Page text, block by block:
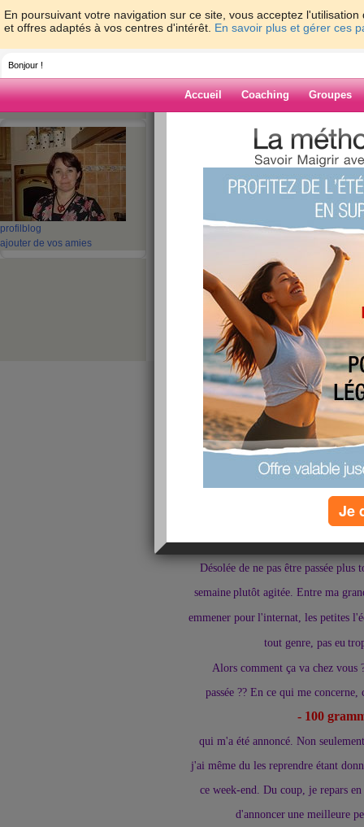
En poursuivant votre navigation sur ce site, vous acceptez
et offres adaptés à vos centres d'intérêt. En savoir plus et gérer ces
Bonjour !
Accueil Coaching Groupes
profil blog
ajouter de vos amies
> > Je
Blog de
Je cours, comme
Désolée de ne pas être passée
semaineplutôt agitée. Entre ma
emmener pour l'internat, les petites
tout genre, pas eu
Alors comment ça va chez vous
passée ?? En ce qui me
- 100
qui m'a été annoncé. Non
j'ai même du les reprendre étant
ce week-end. Du coup, je repars
d'annoncerune meilleure
Je